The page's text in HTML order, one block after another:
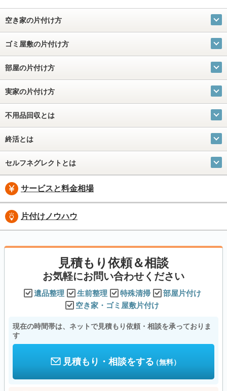
空き家の片付け方
ゴミ屋敷の片付け方
部屋の片付け方
実家の片付け方
不用品回収とは
終活とは
セルフネグレクトとは
サービスと料金相場
片付けノウハウ
見積もり依頼＆相談
お気軽にお問い合わせください
遺品整理 生前整理 特殊清掃
部屋片付け
空き家・ゴミ屋敷片付け
現在の時間帯は、ネットで見積もり依頼・相談を承っておりま
す
見積もり・相談をする（無料）